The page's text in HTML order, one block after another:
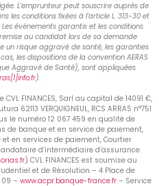
L’emprunteur peut souscrire auprès de
les conditions fixées à l’article L. 313-30 et
événements garantis et les conditions
au candidat lors de sa demande
un risque aggravé de santé, les garanties
les dispositions de la convention AERAS
Aggravé de Santé), sont appliquées
).
FINANCES, Sarl au capital de 14091 €,
62113 VERQUIGNEUL, RCS ARRAS n°751
le numéro 12 067 459 en qualité de
de banque et en service de paiement,
en services de paiement, Courtier
d’intermédiaire d’assurance.
) CVL FINANCES est soumise au
et de Résolution – 4 Place de
09 – www.acpr.banque-france.fr – Service